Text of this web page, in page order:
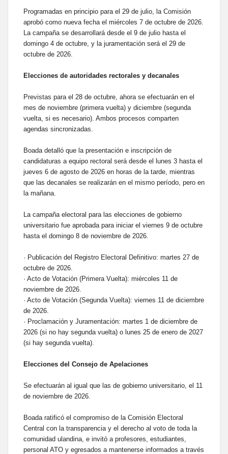
Programadas en principio para el 29 de julio, la Comisión
aprobó como nueva fecha el miércoles 7 de octubre de 2026.
La campaña se desarrollará desde el 9 de julio hasta el
domingo 4 de octubre, y la juramentación será el 29 de
octubre de 2026.
Elecciones de autoridades rectorales y decanales
Previstas para el 28 de octubre, ahora se efectuarán en el
mes de noviembre (primera vuelta) y diciembre (segunda
vuelta, si es necesario). Ambos procesos comparten
agendas sincronizadas.
Boada detalló que la presentación e inscripción de
candidaturas a equipo rectoral será desde el lunes 3 hasta el
jueves 6 de agosto de 2026 en horas de la tarde, mientras
que las decanales se realizarán en el mismo período, pero en
la mañana.
La campaña electoral para las elecciones de gobierno
universitario fue aprobada para iniciar el viernes 9 de octubre
hasta el domingo 8 de noviembre de 2026.
· Publicación del Registro Electoral Definitivo: martes 27 de
octubre de 2026.
· Acto de Votación (Primera Vuelta): miércoles 11 de
noviembre de 2026.
· Acto de Votación (Segunda Vuelta): viernes 11 de diciembre
de 2026.
· Proclamación y Juramentación: martes 1 de diciembre de
2026 (si no hay segunda vuelta) o lunes 25 de enero de 2027
(si hay segunda vuelta).
Elecciones del Consejo de Apelaciones
Se efectuarán al igual que las de gobierno universitario, el 11
de noviembre de 2026.
Boada ratificó el compromiso de la Comisión Electoral
Central con la transparencia y el derecho al voto de toda la
comunidad ulandina, e invitó a profesores, estudiantes,
personal ATO y egresados a mantenerse informados a través